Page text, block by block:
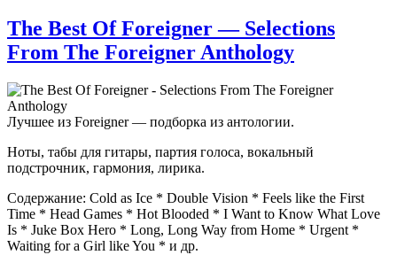
The Best Of Foreigner — Selections
From The Foreigner Anthology
Лучшее из Foreigner — подборка из антологии.
Ноты, табы для гитары, партия голоса, вокальный
подстрочник, гармония, лирика.
Содержание: Cold as Ice * Double Vision * Feels like the First
Time * Head Games * Hot Blooded * I Want to Know What Love
Is * Juke Box Hero * Long, Long Way from Home * Urgent *
Waiting for a Girl like You * и др.